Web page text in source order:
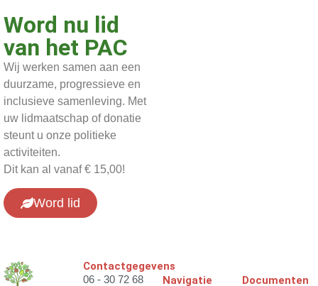
Word nu lid
van het PAC
Wij werken samen aan een
duurzame, progressieve en
inclusieve samenleving. Met
uw lidmaatschap of donatie
steunt u onze politieke
activiteiten.
Dit kan al vanaf € 15,00!
Word lid
Contactgegevens
06 - 30 72 68 Navigatie Documenten